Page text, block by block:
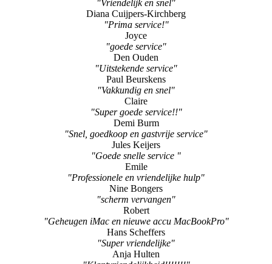
"Vriendelijk en snel"
Diana Cuijpers-Kirchberg
"Prima service!"
Joyce
"goede service"
Den Ouden
"Uitstekende service"
Paul Beurskens
"Vakkundig en snel"
Claire
"Super goede service!!"
Demi Burm
"Snel, goedkoop en gastvrije service"
Jules Keijers
"Goede snelle service "
Emile
"Professionele en vriendelijke hulp"
Nine Bongers
"scherm vervangen"
Robert
"Geheugen iMac en nieuwe accu MacBookPro"
Hans Scheffers
"Super vriendelijke"
Anja Hulten